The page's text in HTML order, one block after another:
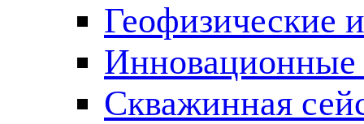
Геофизические
Инновационные
Скважинная